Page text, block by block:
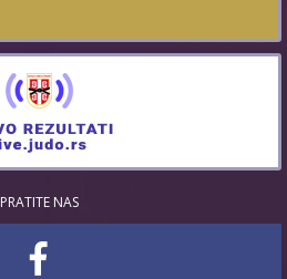
PRATITE NAS